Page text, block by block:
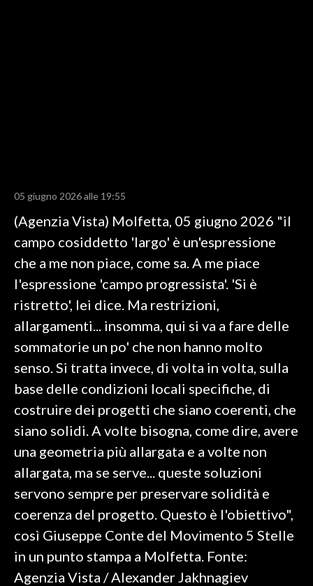
CALCIO
CULTURA
SPETTACOLI
GOSSIP
SALUTE
SARDI NEL MONDO
NOTIZIE
EVENTI
05 giugno 2026 alle 19:55
(Agenzia Vista) Molfetta, 05 giugno 2026 "il
campo cosiddetto 'largo' è un'espressione
che a me non piace, come sa. A me piace
l'espressione 'campo progressista'. 'Si è
ristretto', lei dice. Ma restrizioni,
allargamenti... insomma, qui si va a fare delle
sommatorie un po' che non hanno molto
senso. Si tratta invece, di volta in volta, sulla
base delle condizioni locali specifiche, di
costruire dei progetti che siano coerenti, che
siano solidi. A volte bisogna, come dire, avere
una geometria più allargata e a volte non
allargata, ma se serve... queste soluzioni
servono sempre per preservare solidità e
coerenza del progetto. Questo è l'obiettivo",
così Giuseppe Conte del Movimento 5 Stelle
in un punto stampa a Molfetta. Fonte:
Agenzia Vista / Alexander Jakhnagiev